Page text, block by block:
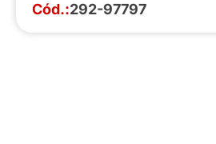
Cód.:292-97797